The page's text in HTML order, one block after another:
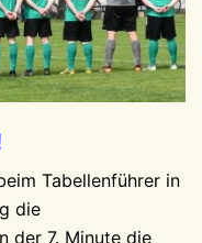
Tabellenführer in
die
der 7. Minute die